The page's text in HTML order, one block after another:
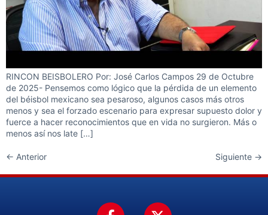
RINCON BEISBOLERO Por: José Carlos Campos 29 de Octubre
de 2025- Pensemos como lógico que la pérdida de un elemento
del béisbol mexicano sea pesaroso, algunos casos más otros
menos y sea el forzado escenario para expresar supuesto dolor y
fuerce a hacer reconocimientos que en vida no surgieron. Más o
menos así nos late […]
← Anterior Siguiente →